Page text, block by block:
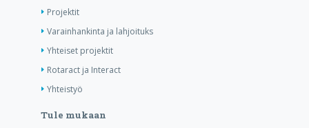
Projektit
Varainhankinta ja lahjoituks
Yhteiset projektit
Rotaract ja Interact
Yhteistyö
Tule mukaan